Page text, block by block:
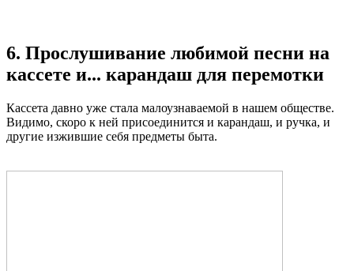
6. Прослушивание любимой песни на
кассете и... карандаш для перемотки
Кассета давно уже стала малоузнаваемой в нашем обществе.
Видимо, скоро к ней присоединится и карандаш, и ручка, и
другие изжившие себя предметы быта.